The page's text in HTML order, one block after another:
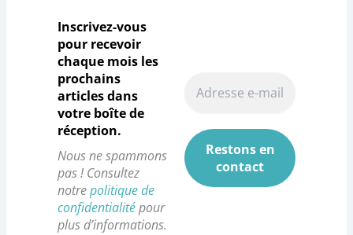
b
o
o
Inscrivez-vous
pour recevoir
chaque mois les
prochains
articles dans
votre boîte de
réception.
Nous ne spammons
pas ! Consultez
notrepolitique de
confidentialitépour
plus d’informations.